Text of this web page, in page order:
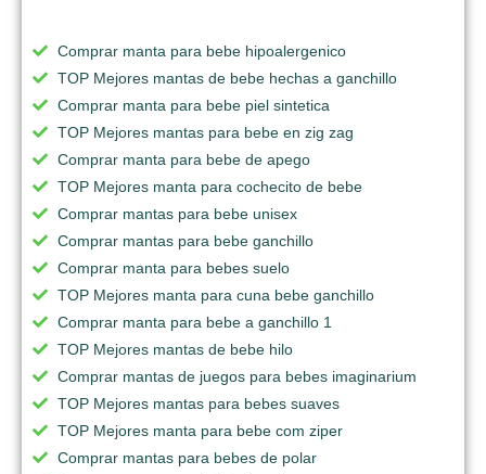
Comprar manta para bebe hipoalergenico
TOP Mejores mantas de bebe hechas a ganchillo
Comprar manta para bebe piel sintetica
TOP Mejores mantas para bebe en zig zag
Comprar manta para bebe de apego
TOP Mejores manta para cochecito de bebe
Comprar mantas para bebe unisex
Comprar mantas para bebe ganchillo
Comprar manta para bebes suelo
TOP Mejores manta para cuna bebe ganchillo
Comprar manta para bebe a ganchillo 1
TOP Mejores mantas de bebe hilo
Comprar mantas de juegos para bebes imaginarium
TOP Mejores mantas para bebes suaves
TOP Mejores manta para bebe com ziper
Comprar mantas para bebes de polar